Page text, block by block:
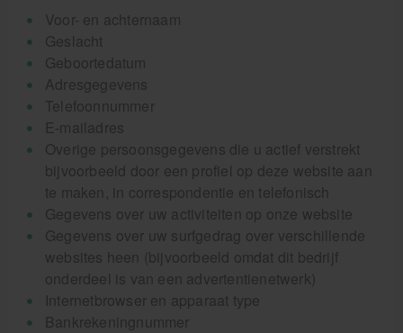
Voor- en achternaam
Geslacht
Geboortedatum
Adresgegevens
Telefoonnummer
E-mailadres
Overige persoonsgegevens die u actief verstrekt
bijvoorbeeld door een profiel op deze website aan
te maken, in correspondentie en telefonisch
Gegevens over uw activiteiten op onze website
Gegevens over uw surfgedrag over verschillende
websites heen (bijvoorbeeld omdat dit bedrijf
onderdeel is van een advertentienetwerk)
Internetbrowser en apparaat type
Bankrekeningnummer